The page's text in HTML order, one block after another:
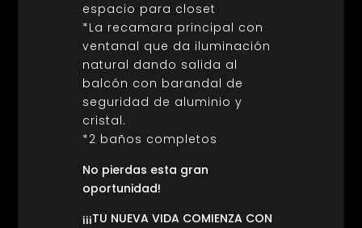
espacio para closet
*La recamara principal con
ventanal que da iluminación
natural dando salida al
balcón con barandal de
seguridad de aluminio y
cristal.
*2 baños completos
No pierdas esta gran
oportunidad!
¡¡¡TU NUEVA VIDA COMIENZA CON